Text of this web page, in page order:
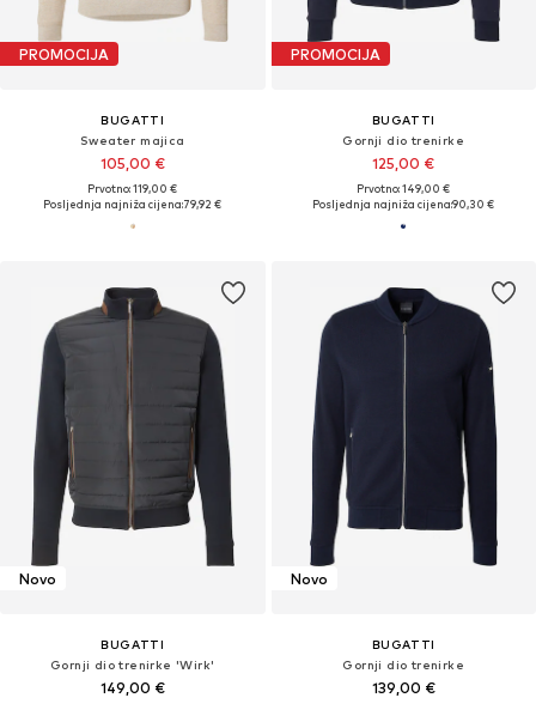
PROMOCIJA
BUGATTI
Sweater majica
105,00 €
Prvotno: 119,00 €
Posljednja najniža cijena:79,92 €
PROMOCIJA
BUGATTI
Gornji dio trenirke
125,00 €
Prvotno: 149,00 €
Posljednja najniža cijena:90,30 €
Novo
BUGATTI
Gornji dio trenirke 'Wirk'
149,00 €
Novo
BUGATTI
Gornji dio trenirke
139,00 €